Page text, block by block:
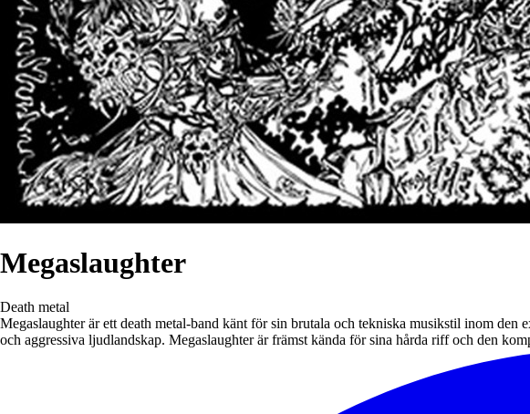
Megaslaughter
Death metal
Megaslaughter är ett death metal-band känt för sin brutala och tekniska musikstil inom
och aggressiva ljudlandskap. Megaslaughter är främst kända för sina hårda riff och den